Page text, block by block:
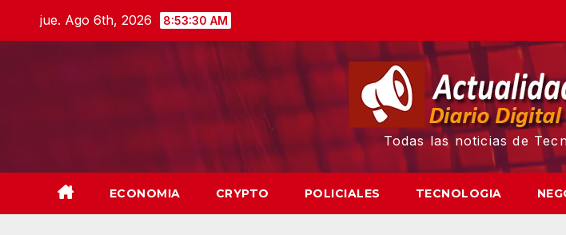
jue. Ago 6th, 2026 8:53:32 AM
Todas las noticias de
ECONOMIA CRYPTO POLICIALES TECNOLOGIA